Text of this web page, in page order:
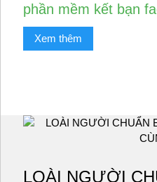
phần mềm kết bạn
Xem thêm
LOÀI NGƯỜI